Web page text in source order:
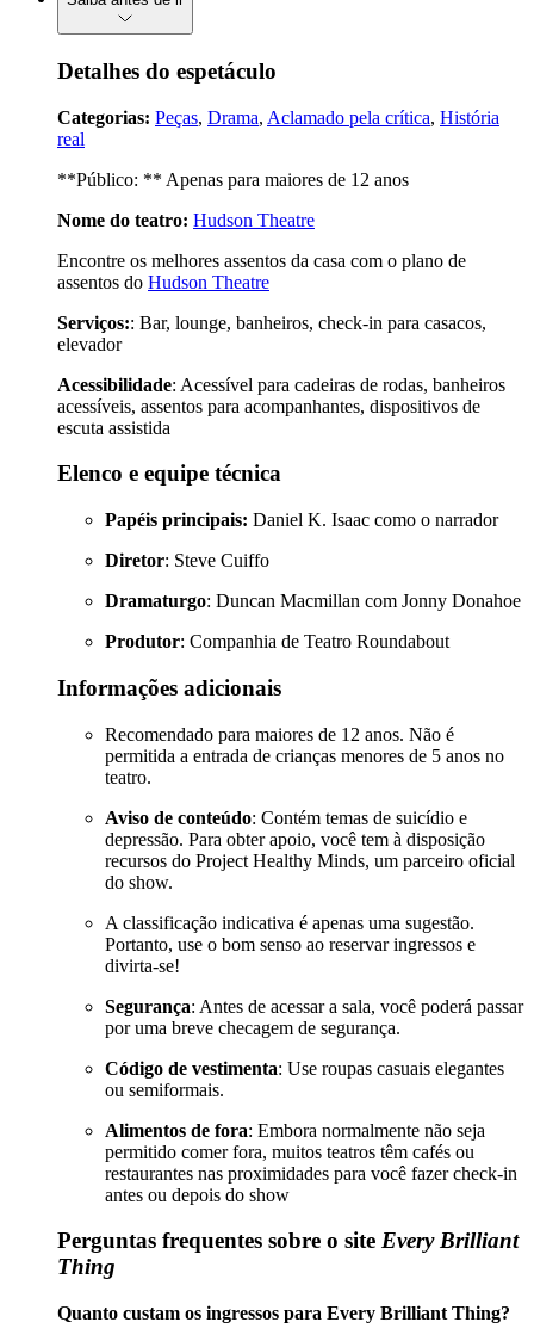
Detalhes do espetáculo
Categorias: Peças, Drama, Aclamado pela crítica, História
real
**Público: ** Apenas para maiores de 12 anos
Nome do teatro: Hudson Theatre
Encontre os melhores assentos da casa com o plano de
assentos do Hudson Theatre
Serviços:: Bar, lounge, banheiros, check-in para casacos,
elevador
Acessibilidade: Acessível para cadeiras de rodas, banheiros
acessíveis, assentos para acompanhantes, dispositivos de
escuta assistida
Elenco e equipe técnica
Papéis principais: Daniel K. Isaac como o narrador
Diretor: Steve Cuiffo
Dramaturgo: Duncan Macmillan com Jonny Donahoe
Produtor: Companhia de Teatro Roundabout
Informações adicionais
Recomendado para maiores de 12 anos. Não é
permitida a entrada de crianças menores de 5 anos no
teatro.
Aviso de conteúdo: Contém temas de suicídio e
depressão. Para obter apoio, você tem à disposição
recursos do Project Healthy Minds, um parceiro oficial
do show.
A classificação indicativa é apenas uma sugestão.
Portanto, use o bom senso ao reservar ingressos e
divirta-se!
Segurança: Antes de acessar a sala, você poderá passar
por uma breve checagem de segurança.
Código de vestimenta: Use roupas casuais elegantes
ou semiformais.
Alimentos de fora: Embora normalmente não seja
permitido comer fora, muitos teatros têm cafés ou
restaurantes nas proximidades para você fazer check-in
antes ou depois do show
Perguntas frequentes sobre o site Every Brilliant
Thing
Quanto custam os ingressos para Every Brilliant Thing?